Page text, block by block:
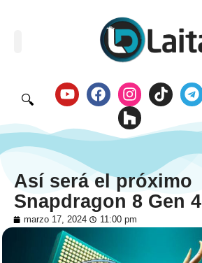
🔍
Así será el próximo
Snapdragon 8 Gen 4
marzo 17, 2024 11:00 pm